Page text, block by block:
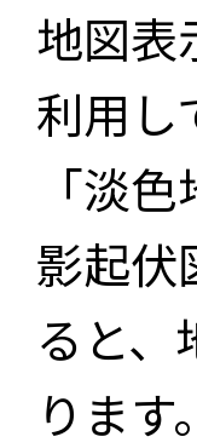
地図表
利用し
「淡
影起伏
ると
ります。